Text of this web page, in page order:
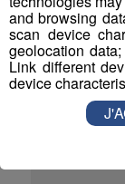
and browsing
scan device
geolocation
Link different
device